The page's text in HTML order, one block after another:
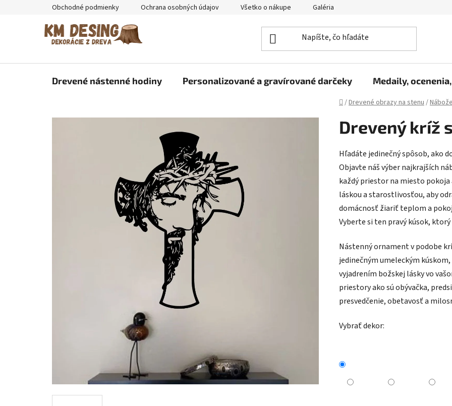
Obchodné podmienky Ochrana osobných údajov Všetko o nákupe Galéria
Drevené nástenné hodiny Personalizované a gravírované darčeky Medaily,
Domov
/Drevené obrazy na stenu/
Drevený kríž
Hľadáte jedinečný spôsob, ako
Objavte náš výber najkrajších
každý priestor na miesto pokoja
láskou a starostlivosťou, aby
domácnosť žiariť teplom a
Vyberte si ten pravý kúsok, ktorý
Nástenný ornament v podobe
jedinečným umeleckým
vyjadrením božskej lásky vo
priestory ako sú obývačka,
presvedčenie, obetavosť a
Vybrať dekor: